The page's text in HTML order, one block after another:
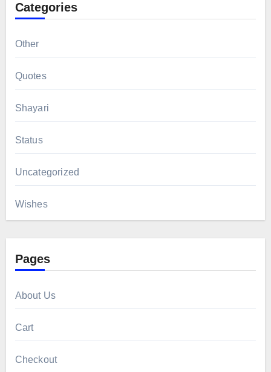
Categories
Other
Quotes
Shayari
Status
Uncategorized
Wishes
Pages
About Us
Cart
Checkout